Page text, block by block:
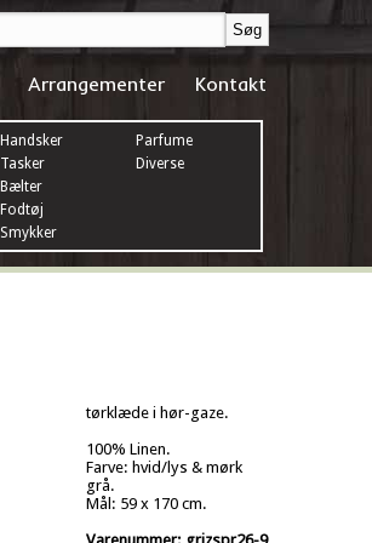
Handsker
Tasker
Bælter
Fodtøj
Smykker
Parfume
Diverse
Arrangementer Kontakt
tørklæde i hør-gaze.
100% Linen.
Farve: hvid/lys & mørk
grå.
Mål: 59 x 170 cm.